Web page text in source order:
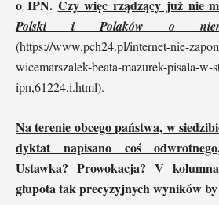
o IPN. Czy więc rządzący już nie
Polski i Polaków o
(https://www.pch24.pl/internet-nie-
wicemarszalek-beata-mazurek-pisala-
ipn,61224,i.html).
Na terenie obcego państwa, w
dyktat napisano coś
Ustawka? Prowokacja? V
głupota tak precyzyjnych wyników by